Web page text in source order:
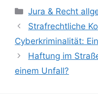
Kategorien
Jura & Recht
Strafrechtliche
Cyberkriminalität:
Haftung im
einem Unfall?